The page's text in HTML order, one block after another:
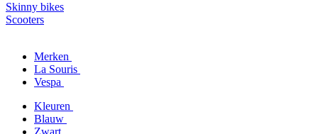
Skinny bikes
Scooters
Merken
La Souris
Vespa
Kleuren
Blauw
Zwart